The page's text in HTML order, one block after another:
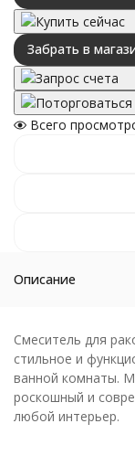
Купить сейчас
Забрать в
Запрос счета
Поторговаться
Всего
Описание
Смеситель для
стильное и
ванной комнаты.
роскошный и
любой интерьер.